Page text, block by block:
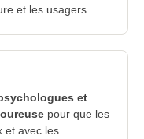
et les usagers.
et
pour que les
et avec les